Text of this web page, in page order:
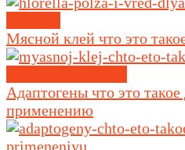
Мясной клей что это
Адаптогены что это
применению